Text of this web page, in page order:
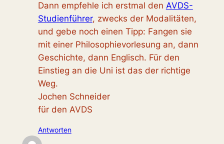
Dann empfehle ich erstmal den AVDS-
Studienführer, zwecks der Modalitäten,
und gebe noch einen Tipp: Fangen sie
mit einer Philosophievorlesung an, dann
Geschichte, dann Englisch. Für den
Einstieg an die Uni ist das der richtige
Weg.
Jochen Schneider
für den AVDS
Antworten